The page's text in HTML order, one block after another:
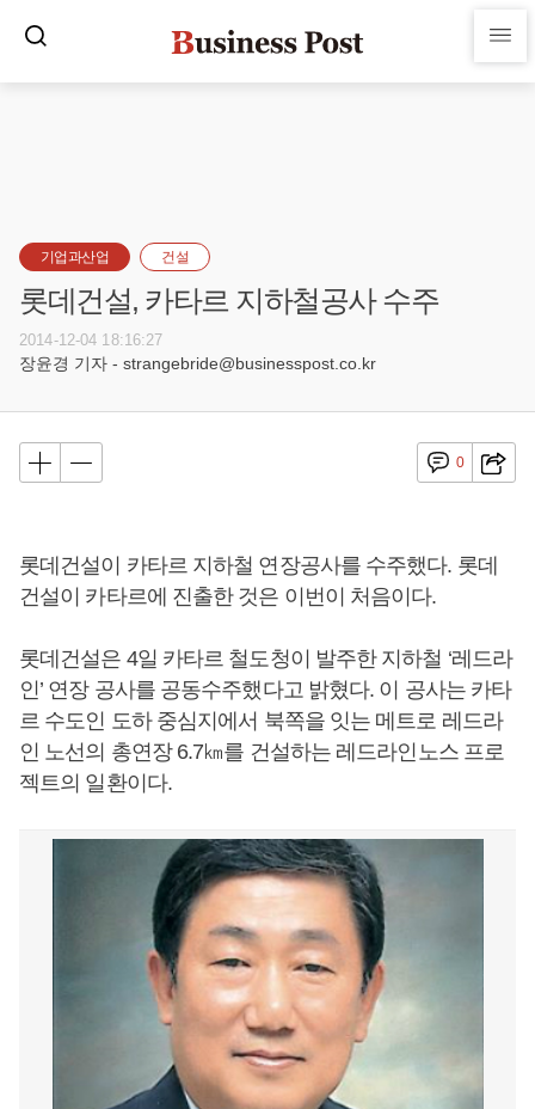
기업과산업 건설
롯데건설, 카타르 지하철공사 수주
2014-12-04 18:16:27
장윤경 기자 - strangebride@businesspost.co.kr
0
롯데건설이 카타르 지하철 연장공사를 수주했다. 롯데
건설이 카타르에 진출한 것은 이번이 처음이다.
롯데건설은 4일 카타르 철도청이 발주한 지하철 ‘레드라
인’ 연장 공사를 공동수주했다고 밝혔다. 이 공사는 카타
르 수도인 도하 중심지에서 북쪽을 잇는 메트로 레드라
인 노선의 총연장 6.7㎞를 건설하는 레드라인노스 프로
젝트의 일환이다.